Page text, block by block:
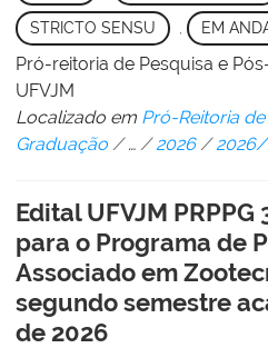
STRICTO SENSU EM
Pró-reitoria de Pesquisa e
UFVJM
Localizado em Pró-Reitoria
Graduação /… /2026 /
Edital UFVJM
para o Programa de
Associado em
segundo semestre
de 2026